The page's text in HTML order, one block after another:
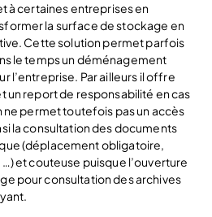
à certaines entreprises en
la surface de stockage en
Cette solution permet parfois
le temps un déménagement
l’entreprise. Par ailleurs il offre
un report de responsabilité en cas
permet toutefois pas un accès
la consultation des documents
(déplacement obligatoire,
et couteuse puisque l’ouverture
pour consultation des archives